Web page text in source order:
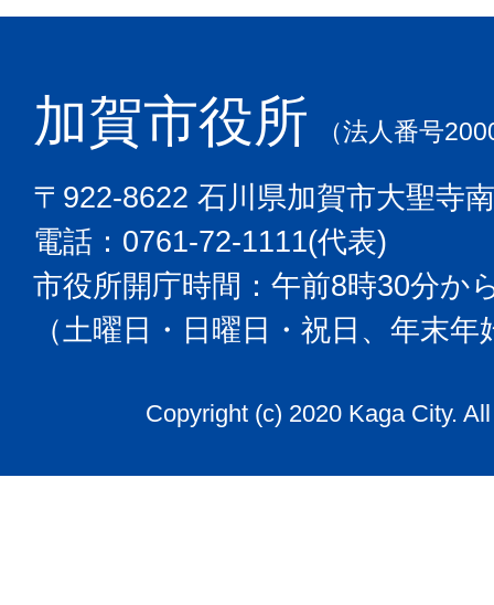
加賀市役所 （法人番号
〒922-8622 石川県加賀市大聖寺
電話：0761-72-1111(代表)
市役所開庁時間：午前8時30分か
（土曜日・日曜日・祝日、年末
Copyright (c) 2020 Kaga City.